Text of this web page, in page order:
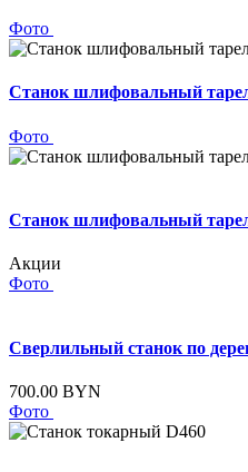
Фото
Станок шлифовальный
Фото
Станок шлифовальный
Акции
Фото
Сверлильный станок по
700.00 BYN
Фото